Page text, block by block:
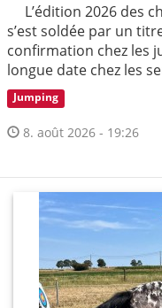
L’édition 2026 des
s’est soldée par un
confirmation chez les
longue date chez les
Jumping
8. août 2026 - 19:26